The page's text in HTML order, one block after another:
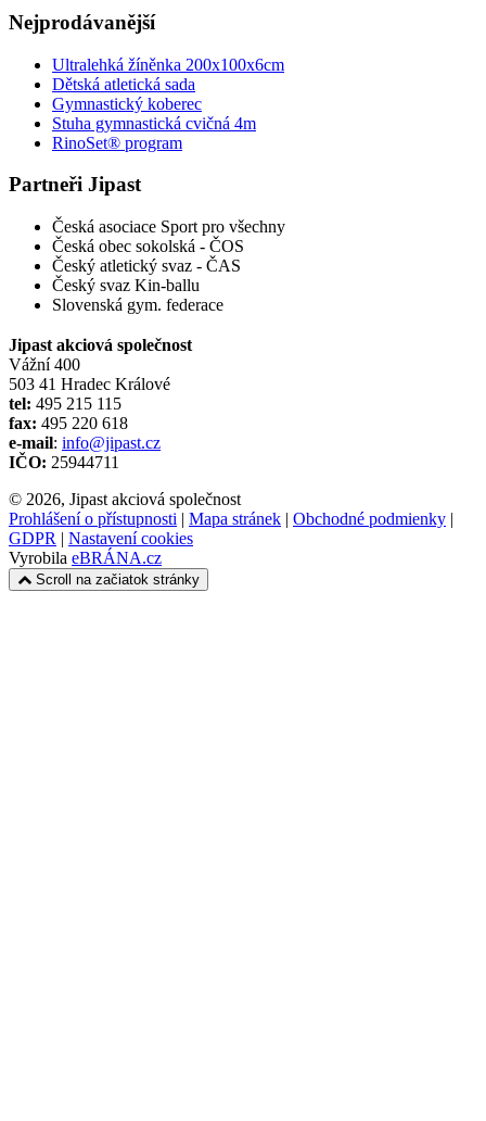
Nejprodávanější
Ultralehká žíněnka 200x100x6cm
Dětská atletická sada
Gymnastický koberec
Stuha gymnastická cvičná 4m
RinoSet® program
Partneři Jipast
Česká asociace Sport pro všechny
Česká obec sokolská - ČOS
Český atletický svaz - ČAS
Český svaz Kin-ballu
Slovenská gym. federace
Jipast akciová společnost
Vážní 400
503 41 Hradec Králové
tel: 495 215 115
fax: 495 220 618
e-mail: info@jipast.cz
IČO: 25944711
© 2026, Jipast akciová společnost
Prohlášení o přístupnosti | Mapa stránek | Obchodné podmienky |
GDPR | Nastavení cookies
Vyrobila eBRÁNA.cz
Scroll na začiatok stránky